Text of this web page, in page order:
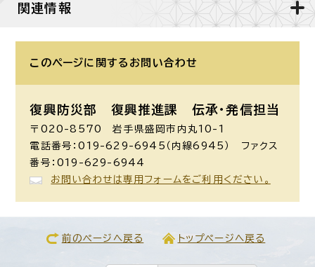
関連情報
このページに関する お問い合わせ
復興防災部 復興推進課 伝承・発信担当
〒020-8570 岩手県盛岡市内丸10-1
電話番号：019-629-6945（内線6945） ファクス
番号：019-629-6944
お問い合わせは専用フォームをご利用ください。
前のページへ戻る トップページへ戻る